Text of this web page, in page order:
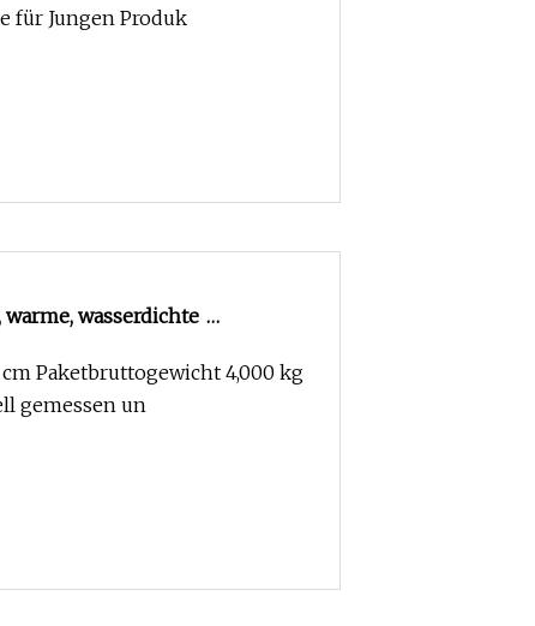
für Jungen Produk
wasserdichte
cm Paketbruttogewicht 4,000 kg
gemessen un